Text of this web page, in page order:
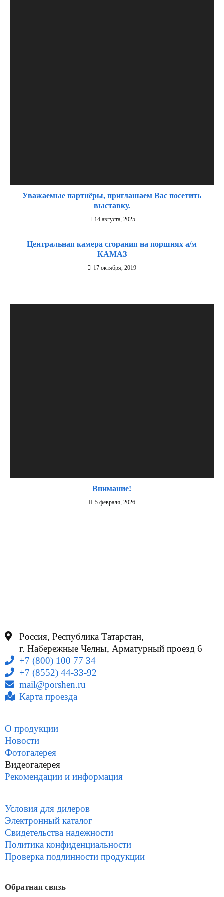
Уважаемые партнёры, приглашаем Вас посетить
выставку.
14 августа, 2025
Центральная камера сгорания на поршнях а/м
КАМАЗ
17 октября, 2019
Внимание!
5 февраля, 2026
Россия, Республика Татарстан,
г. Набережные Челны, Арматурный проезд 6
+7 (800) 100 77 34
+7 (8552) 44-33-92
mail@porshen.ru
Карта проезда
О продукции
Новости
Фотогалерея
Видеогалерея
Рекомендации и информация
Условия для дилеров
Электронный каталог
Свидетельства надежности
Политика конфиденциальности
Проверка подлинности продукции
Обратная связь